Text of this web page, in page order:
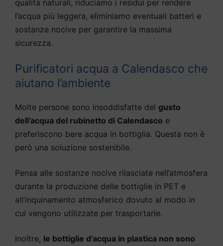
qualità naturali, riduciamo i residui per rendere
l’acqua più leggera, eliminiamo eventuali batteri e
sostanze nocive per garantire la massima
sicurezza.
Purificatori acqua a Calendasco che
aiutano l’ambiente
Molte persone sono insoddisfatte del gusto
dell’acqua del rubinetto di Calendasco e
preferiscono bere acqua in bottiglia. Questa non è
però una soluzione sostenibile.
Pensa alle sostanze nocive rilasciate nell’atmosfera
durante la produzione delle bottiglie in PET e
all’inquinamento atmosferico dovuto al modo in
cui vengono utilizzate per trasportarle.
Inoltre, le bottiglie d’acqua in plastica non sono